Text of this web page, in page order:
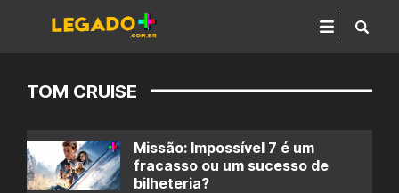
TOM CRUISE
Missão: Impossível 7 é um
fracasso ou um sucesso de
bilheteria?